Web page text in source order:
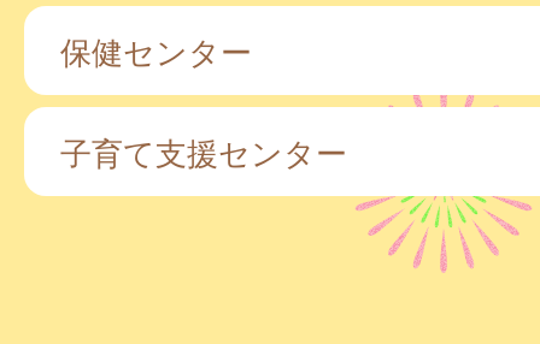
保健センター
子育て支援センター